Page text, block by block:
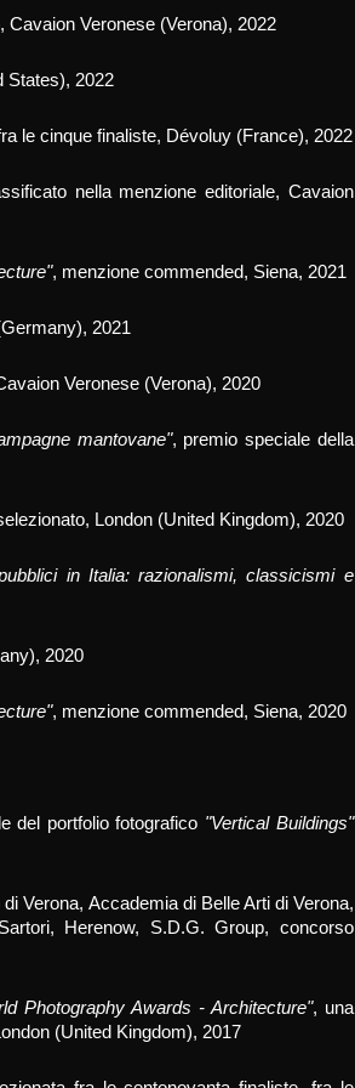
, Cavaion Veronese (Verona), 2022
States), 2022
le cinque finaliste, Dévoluy (France), 2022
nella menzione editoriale, Cavaion
, menzione commended, Siena, 2021
2021
Veronese (Verona), 2020
mantovane", premio speciale della
London (United Kingdom), 2020
in Italia: razionalismi, classicismi e
2020
, menzione commended, Siena, 2020
del portfolio fotografico "Vertical Buildings"
Verona, Accademia di Belle Arti di Verona,
Herenow, S.D.G. Group, concorso
Photography Awards - Architecture", una
(United Kingdom), 2017